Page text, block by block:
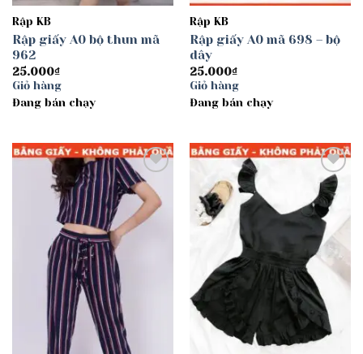
Rập KB
Rập giấy A0 bộ thun mã
962
25.000₫
Giỏ hàng
Đang bán chạy
Rập KB
Rập giấy A0 mã 698 – bộ
dây
25.000₫
Giỏ hàng
Đang bán chạy
Add to
wishlist
Add to
wishlist